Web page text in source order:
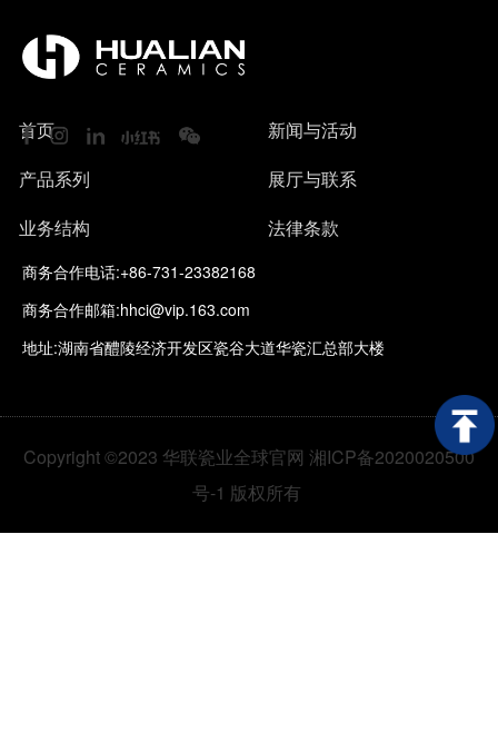
首页
产品系列
业务结构
新闻与活动
展厅与联系
法律条款
商务合作电话:+86-731-23382168
商务合作邮箱:hhci@vip.163.com
地址:湖南省醴陵经济开发区瓷谷大道华瓷汇总部大楼
Copyright ©2023 华联瓷业全球官网 湘ICP备2020020500
号-1 版权所有